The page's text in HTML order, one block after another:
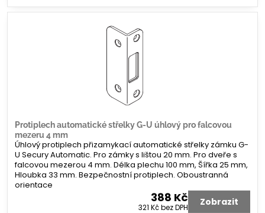
Protiplech automatické střelky G-U úhlový pro falcovou
mezeru 4 mm
Úhlový protiplech přizamykací automatické střelky zámku G-
U Secury Automatic. Pro zámky s lištou 20 mm. Pro dveře s
falcovou mezerou 4 mm. Délka plechu 100 mm, Šířka 25 mm,
Hloubka 33 mm. Bezpečnostní protiplech. Oboustranná
orientace
388 Kč
321 Kčbez DPH Zobrazit